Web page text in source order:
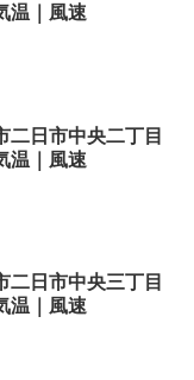
温｜風速
二日市中央二丁目
温｜風速
二日市中央三丁目
温｜風速